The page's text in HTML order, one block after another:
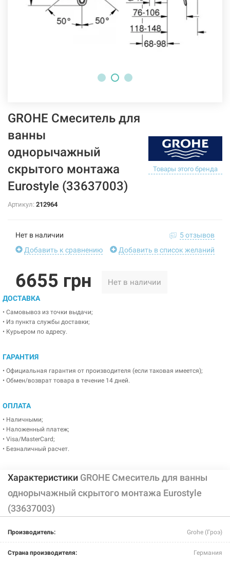
GROHE Смеситель для
ванны
однорычажный
скрытого монтажа
Eurostyle (33637003)
Товары этого бренда
Артикул: 212964
Нет в наличии
5 отзывов
Добавить к сравнению
Добавить в список желаний
6655 грн Нет в наличии
ДОСТАВКА
• Самовывоз из точки выдачи;
• Из пункта службы доставки;
• Курьером по адресу.
ГАРАНТИЯ
• Официальная гарантия от производителя (если таковая имеется);
• Обмен/возврат товара в течение 14 дней.
ОПЛАТА
• Наличными;
• Наложенный платеж;
• Visa/MasterCard;
• Безналичный расчет.
Характеристики GROHE Смеситель для ванны
однорычажный скрытого монтажа Eurostyle
(33637003)
Производитель: Grohe (Гроэ)
Страна производителя: Германия